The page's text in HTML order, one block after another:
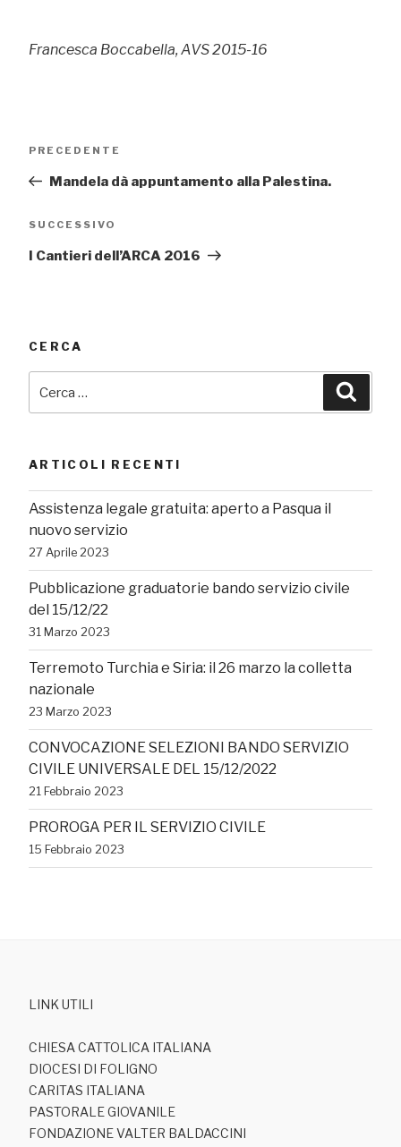
Francesca Boccabella, AVS 2015-16
Articolo
PRECEDENTE
Mandela dà appuntamento alla Palestina.
Articolo
SUCCESSIVO
I Cantieri dell’ARCA 2016
CERCA
ARTICOLI RECENTI
Assistenza legale gratuita: aperto a Pasqua il
nuovo servizio
27 Aprile 2023
Pubblicazione graduatorie bando servizio civile
del 15/12/22
31 Marzo 2023
Terremoto Turchia e Siria: il 26 marzo la colletta
nazionale
23 Marzo 2023
CONVOCAZIONE SELEZIONI BANDO SERVIZIO
CIVILE UNIVERSALE DEL 15/12/2022
21 Febbraio 2023
PROROGA PER IL SERVIZIO CIVILE
15 Febbraio 2023
LINK UTILI
CHIESA CATTOLICA ITALIANA
DIOCESI DI FOLIGNO
CARITAS ITALIANA
PASTORALE GIOVANILE
FONDAZIONE VALTER BALDACCINI